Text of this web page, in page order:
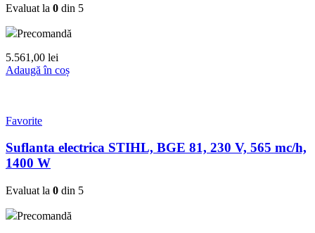
Evaluat la 0 din 5
Precomandă
5.561,00 lei
Adaugă în coș
Favorite
Suflanta electrica STIHL, BGE 81, 230 V, 565 mc/h,
1400 W
Evaluat la 0 din 5
Precomandă